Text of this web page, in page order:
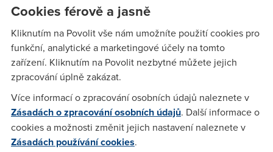
Při testu byla aplikována schopnost 3x carrier aggregation (s
dvěma kanály na B7 s 256QAM / 4 × 4 MIMO a jedním na B3
s 256QAM / 2 × 2 MIMO konfigurací). Test se uskutečnil v
reálných podmínkách na Magio pláži v Bratislavě.
Opět jsme posunuli možnosti naší sítě na další úroveň a po
testech do 300 a 375 Mb/s jsme se posunuli výrazně vyšší -
až k rychlostem do 900 Mb/s. Tento významný krok ještě
více potvrzuje schopnost Slovak Telekomu posílit své
postavení technologického lídra na slovenském trhu
Cookies férově a jasně
Kliknutím na Povolit vše nám umožníte použití cookies pro
funkční, analytické a marketingové účely na tomto
zařízení. Kliknutím na Povolit nezbytné můžete jejich
zpracování úplně zakázat.
Více informací o zpracování osobních údajů naleznete v
Zásadách o zpracování osobních údajů. Další informace o
cookies a možnosti změnit jejich nastavení naleznete v
Zásadách používání cookies.